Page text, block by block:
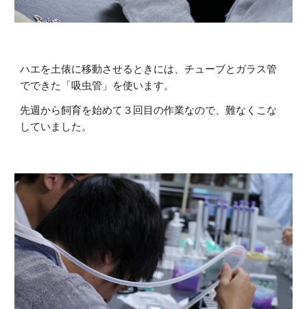
ハエを土俵に移動させるときには、チューブとガラス管
でできた「吸虫管」を使います。
先週から飼育を始めて３回目の作業なので、難なくこな
していました。